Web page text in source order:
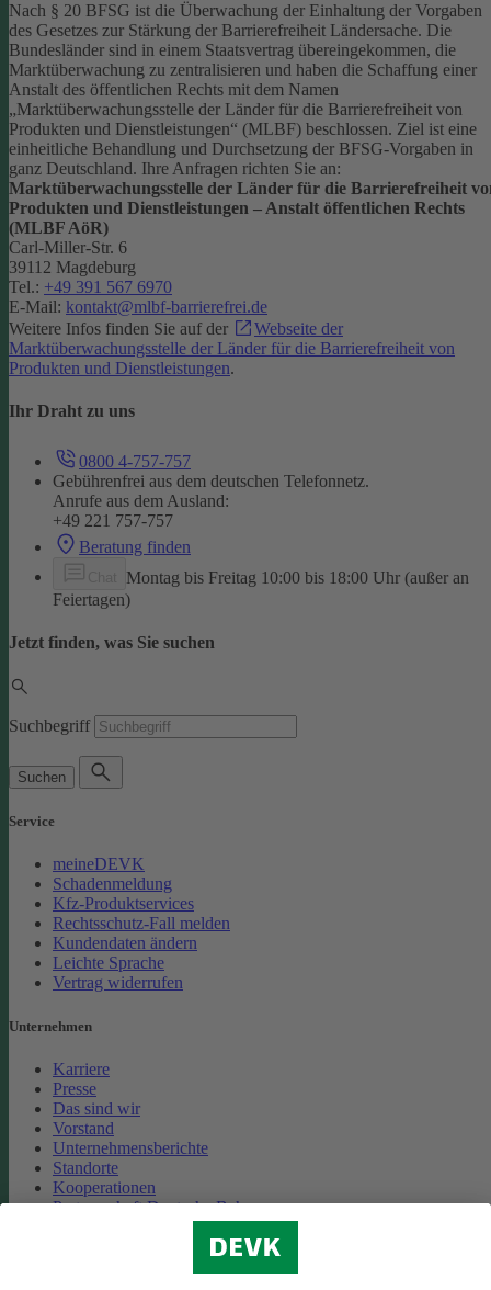
Nach § 20 BFSG ist die Überwachung der Einhaltung der Vorgaben
des Gesetzes zur Stärkung der Barrierefreiheit Ländersache. Die
Bundesländer sind in einem Staatsvertrag übereingekommen, die
Marktüberwachung zu zentralisieren und haben die Schaffung einer
Anstalt des öffentlichen Rechts mit dem Namen
„Marktüberwachungsstelle der Länder für die Barrierefreiheit von
Produkten und Dienstleistungen“ (MLBF) beschlossen. Ziel ist eine
einheitliche Behandlung und Durchsetzung der BFSG-Vorgaben in
ganz Deutschland. Ihre Anfragen richten Sie an:
Marktüberwachungsstelle der Länder für die Barrierefreiheit
Produkten und Dienstleistungen – Anstalt öffentlichen Rechts
(MLBF AöR)
Carl-Miller-Str. 6
39112 Magdeburg
Tel.: +49 391 567 6970
E-Mail: kontakt@mlbf-barrierefrei.de
Weitere Infos finden Sie auf der
Webseite der
Marktüberwachungsstelle der Länder für die Barrierefreiheit von
Produkten und Dienstleistungen.
Ihr Draht zu uns
0800 4-757-757
Gebührenfrei aus dem deutschen Telefonnetz.
Anrufe aus dem Ausland:
+49 221 757-757
Beratung finden
Montag bis Freitag 10:00 bis 18:00 Uhr (außer an
Feiertagen)
Jetzt finden, was Sie suchen
Suchbegriff
Suchen
Service
meineDEVK
Schadenmeldung
Kfz-Produktservices
Rechtsschutz-Fall melden
Kundendaten ändern
Leichte Sprache
Vertrag widerrufen
Unternehmen
Karriere
Presse
Das sind wir
Vorstand
Unternehmensberichte
Standorte
Kooperationen
Partnerschaft Deutsche Bahn